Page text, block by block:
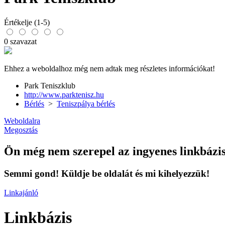
Értékelje (1-5)
0 szavazat
Ehhez a weboldalhoz még nem adtak meg részletes információkat!
Park Teniszklub
http://www.parktenisz.hu
Bérlés > Teniszpálya bérlés
Weboldalra
Megosztás
Ön még nem szerepel az ingyenes
Semmi gond! Küldje be oldalát és mi kihelyezzük!
Linkajánló
Linkbázis